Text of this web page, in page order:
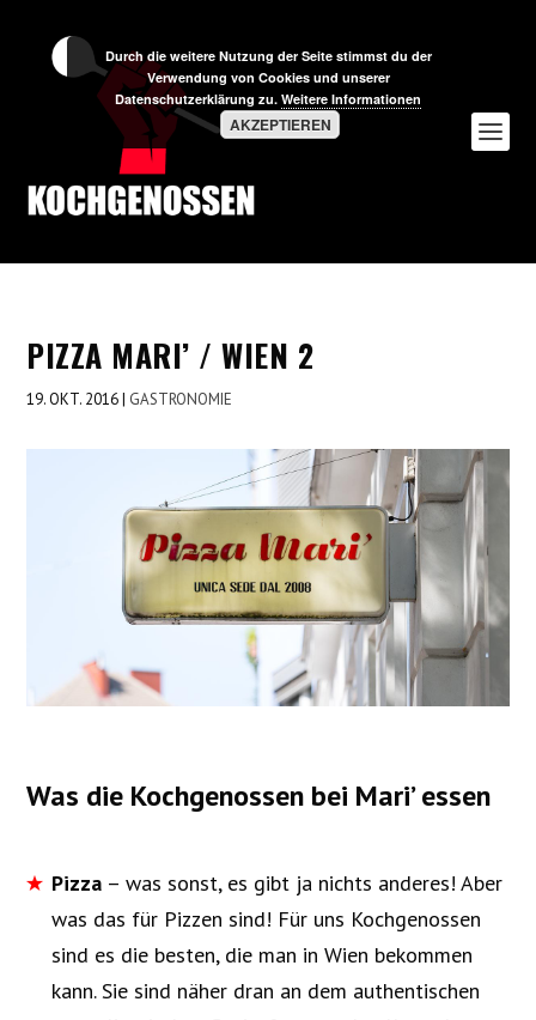
PIZZA MARI’ / WIEN 2
19. OKT. 2016| GASTRONOMIE
Was die Kochgenossen bei Mari’ essen
Pizza– was sonst, es gibt ja nichts anderes! Aber
was das für Pizzen sind! Für uns Kochgenossen
sind es die besten, die man in Wien bekommen
kann. Sie sind näher dran an dem authentischen
Durch die weitere Nutzung der Seite stimmst du der
Verwendung von Cookies und unserer
Datenschutzerklärung zu. Weitere Informationen
AKZEPTIEREN